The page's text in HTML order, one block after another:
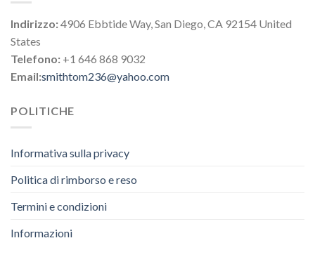
Indirizzo:4906 Ebbtide Way, San Diego, CA 92154 United
States
Telefono: +1 646 868 9032
Email:smithtom236@yahoo.com
POLITICHE
Informativa sulla privacy
Politica di rimborso e reso
Termini e condizioni
Informazioni